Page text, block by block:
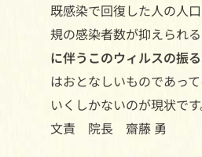
既感染で回復した人の人
規の感染者数が抑えられ
に伴うこのウィルスの振
はおとなしいものであっ
いくしかないのが現状です
文責 院長 齋藤 勇